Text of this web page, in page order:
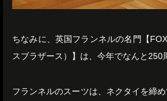
ちなみに、英国フランネルの名門【
スブラザース）】は、今年でなんと250
フランネルのスーツは、ネクタイを締